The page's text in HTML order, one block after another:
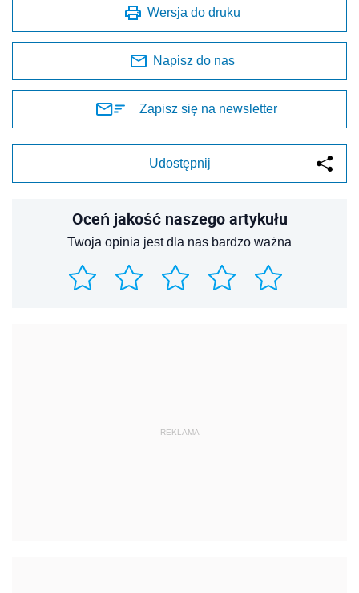
Wersja do druku
Napisz do nas
Zapisz się na newsletter
Udostępnij
Oceń jakość naszego artykułu
Twoja opinia jest dla nas bardzo ważna
REKLAMA